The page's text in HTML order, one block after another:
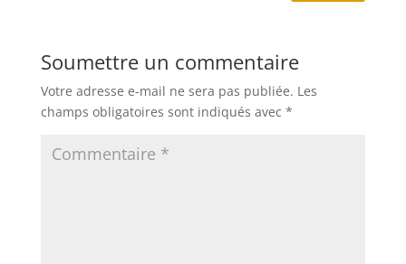
Soumettre un commentaire
Votre adresse e-mail ne sera pas publiée. Les
champs obligatoires sont indiqués avec *